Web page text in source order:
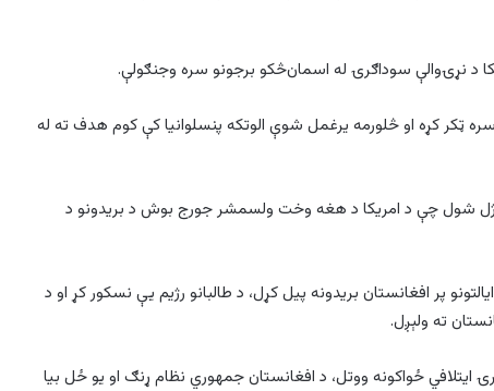
د نړۍوالې سوداګرۍ له اسمان‌څکو برجونو سره وجنګولې.
ټکر کړه او څلورمه یرغمل شوې الوتکه پنسلوانیا کې کوم هدف ته له
په دغو ترهګریزو بریدونو کې ۲۹۷۷ کسان ووژل شول چې د امریکا د هغه وخت ولسمشر جورج بوش د بریدونو د
پر افغانستان بریدونه پيل کړل، د طالبانو رژیم یې نسکور کړ او د
ته ولېږل.
ځواکونه ووتل، د افغانستان جمهوري نظام ړنګ او يو ځل بيا